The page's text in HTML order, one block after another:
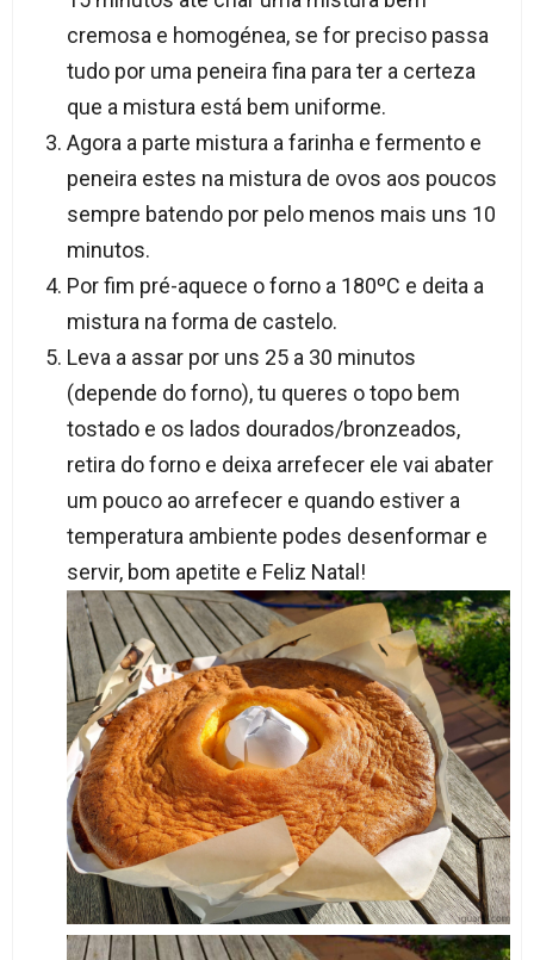
cremosa e homogénea, se for preciso passa
tudo por uma peneira fina para ter a certeza
que a mistura está bem uniforme.
Agora a parte mistura a farinha e fermento e
peneira estes na mistura de ovos aos poucos
sempre batendo por pelo menos mais uns 10
minutos.
Por fim pré-aquece o forno a 180ºC e deita a
mistura na forma de castelo.
Leva a assar por uns 25 a 30 minutos
(depende do forno), tu queres o topo bem
tostado e os lados dourados/bronzeados,
retira do forno e deixa arrefecer ele vai abater
um pouco ao arrefecer e quando estiver a
temperatura ambiente podes desenformar e
servir, bom apetite e Feliz Natal!